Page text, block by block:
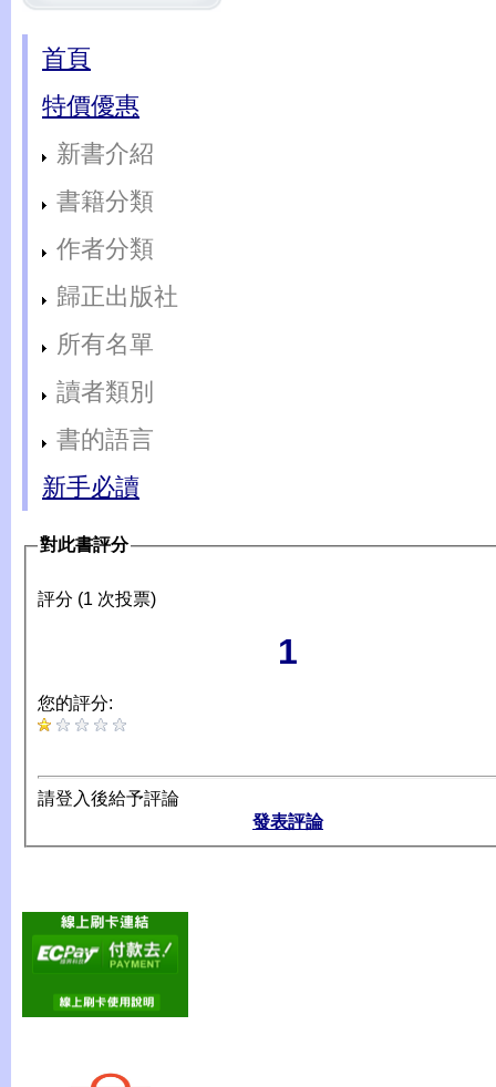
首頁
特價優惠
新書介紹
書籍分類
作者分類
歸正出版社
所有名單
讀者類別
書的語言
新手必讀
對此書評分
評分 (1 次投票)
1
您的評分:
請登入後給予評論
發表評論